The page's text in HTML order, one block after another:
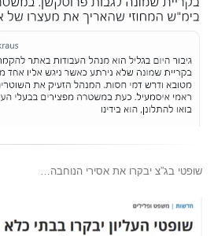
שופטי בג”צ יבקרו את אסירי הנוחבה…
נגן
וידאו